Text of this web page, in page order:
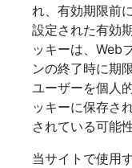
れ、有効期限前
設定された有効
ッキーは、Web
ンの終了時に期
ユーザーを個人
ッキーに保存さ
されている可能
当サイトで使用